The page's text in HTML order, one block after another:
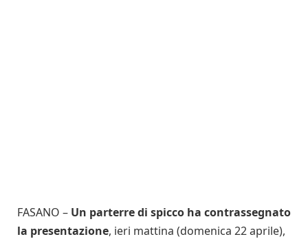
FASANO – Un parterre di spicco ha contrassegnato
la presentazione, ieri mattina (domenica 22 aprile),